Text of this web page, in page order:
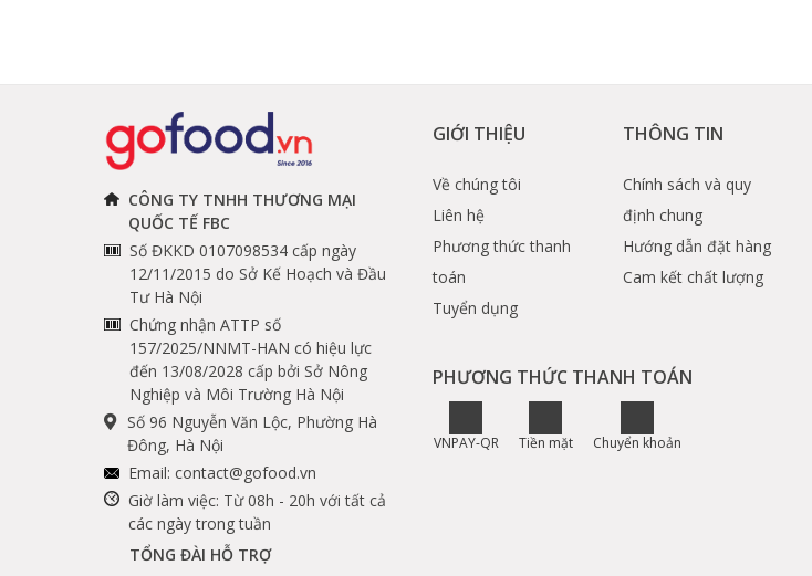
CÔNG TY TNHH THƯƠNG MẠI
QUỐC TẾ FBC
Số ĐKKD 0107098534 cấp ngày
12/11/2015 do Sở Kế Hoạch và Đầu
Tư Hà Nội
Chứng nhận ATTP số
157/2025/NNMT-HAN có hiệu lực
đến 13/08/2028 cấp bởi Sở Nông
Nghiệp và Môi Trường Hà Nội
Số 96 Nguyễn Văn Lộc, Phường Hà
Đông, Hà Nội
Email: contact@gofood.vn
Giờ làm việc: Từ 08h - 20h với tất cả
các ngày trong tuần
TỔNG ĐÀI HỖ TRỢ
GIỚI THIỆU
Về chúng tôi
Liên hệ
Phương thức thanh
toán
Tuyển dụng
THÔNG TIN
Chính sách và quy
định chung
Hướng dẫn đặt hàng
Cam kết chất lượng
PHƯƠNG THỨC THANH TOÁN
VNPAY-QR Tiền mặt Chuyển khoản